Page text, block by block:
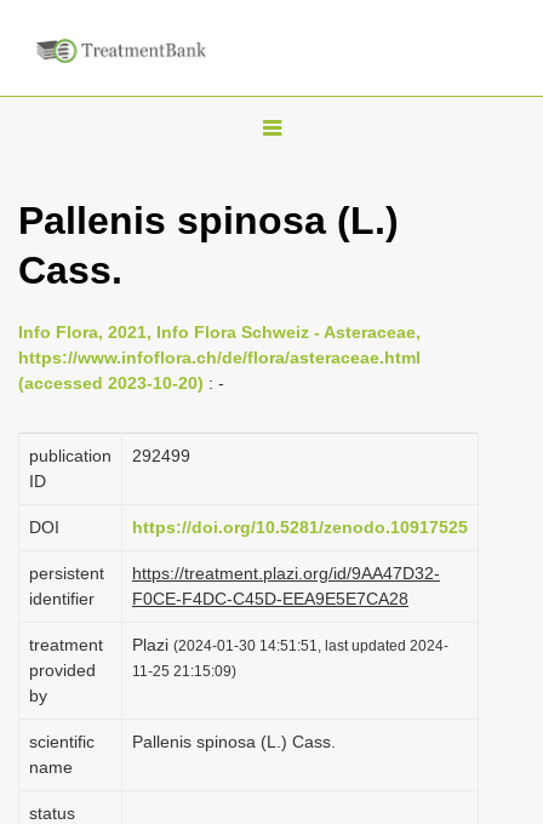
T
g
n
a
i
t
i
o
n
Pallenis spinosa (L.)
Cass.
Info Flora, 2021, Info Flora Schweiz - Asteraceae,
https://www.infoflora.ch/de/flora/asteraceae.html
(accessed 2023-10-20) : -
publication
ID
292499
DOI https://doi.org/10.5281/zenodo.10917525
persistent
identifier
https://treatment.plazi.org/id/9AA47D32-
F0CE-F4DC-C45D-EEA9E5E7CA28
treatment
provided
by
Plazi (2024-01-30 14:51:51, last updated 2024-
11-25 21:15:09)
scientific
name
Pallenis spinosa (L.) Cass.
status